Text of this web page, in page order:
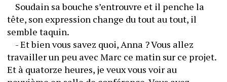
	Soudain sa bouche s’entrouvre et il penche la
tête, son expression change du tout au tout, il
	- Et bien vous savez quoi, Anna ? Vous allez
travailler un peu avec Marc ce matin sur ce projet.
Et à quatorze heures, je veux vous voir au